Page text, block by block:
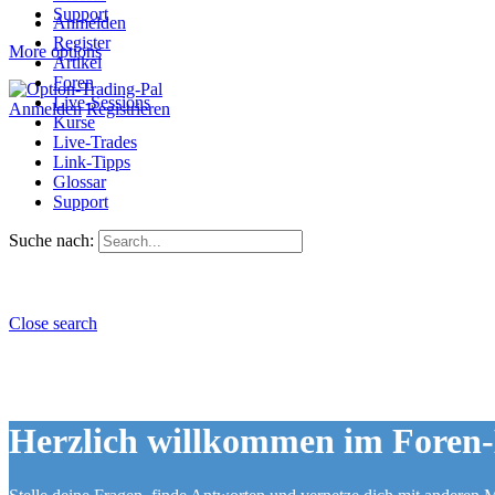
Support
More options
Anmelden Registrieren
Anmelden
Register
Artikel
Foren
Live-Sessions
Kurse
Live-Trades
Link-Tipps
Glossar
Support
Suche nach:
Close search
Herzlich willkommen im